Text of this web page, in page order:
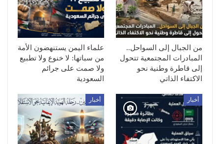
من الجبال إلى السواحل..
المبادرات المجتمعية تتحول
إلى قاطرة وطنية نحو
الاكتفاء الذاتي
علماء اليمن يستنهضون الأمة
من سباتها: لا خنوع ولا تطبيع
ولا صمت على جرائم
السعودية
أخبار أخبار